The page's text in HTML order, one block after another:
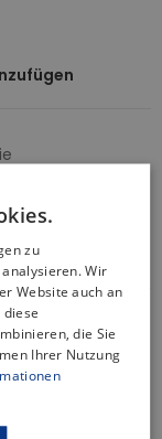
in jeder Küche.
zeichnen sich
einen
zu
Wir
Website auch an
die Sie
Ihrer Nutzung